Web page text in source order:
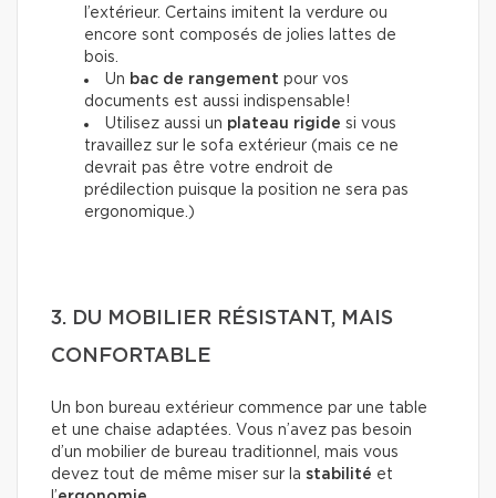
l’extérieur. Certains imitent la verdure ou
encore sont composés de jolies lattes de
bois.
Un bac de rangement pour vos
documents est aussi indispensable!
Utilisez aussi un plateau rigide si vous
travaillez sur le sofa extérieur (mais ce ne
devrait pas être votre endroit de
prédilection puisque la position ne sera pas
ergonomique.)
3. DU MOBILIER RÉSISTANT, MAIS
CONFORTABLE
Un bon bureau extérieur commence par une table
et une chaise adaptées. Vous n’avez pas besoin
d’un mobilier de bureau traditionnel, mais vous
devez tout de même miser sur la stabilité et